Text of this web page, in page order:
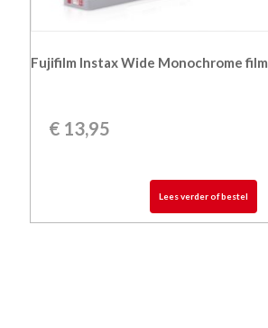
Fujifilm Instax Wide Monochrome film
€13,95
Lees verder of bestel